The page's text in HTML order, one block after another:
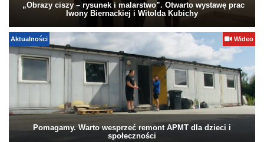
„Obrazy ciszy – rysunek i malarstwo”. Otwarto wystawę prac
Iwony Biernackiej i Witolda Kubichy
Aktualności Wideo
Pomagamy. Warto wesprzeć remont APMT dla dzieci i
społeczności